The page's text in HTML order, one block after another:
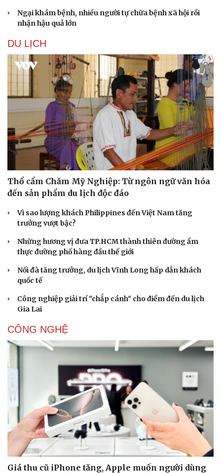
Tư vấn
Săn Tour
check-in
Đọc truyện đêm khuya
Cửa sổ tình yêu
Kể chuyện cho bé
Hạt giống tâm hồn
Ngại khám bệnh, nhiều người tự chữa bệnh xã hội rồi
nhận hậu quả lớn
DU LỊCH
Thổ cẩm Chăm Mỹ Nghiệp: Từ ngôn ngữ văn hóa
đến sản phẩm du lịch độc đáo
Vì sao lượng khách Philippines đến Việt Nam tăng
trưởng vượt bậc?
Những hương vị đưa TP.HCM thành thiên đường ẩm
thực đường phố hàng đầu thế giới
Nối đà tăng trưởng, du lịch Vĩnh Long hấp dẫn khách
quốc tế
Công nghiệp giải trí "chắp cánh" cho điểm đến du lịch
Gia Lai
CÔNG NGHỆ
Giá thu cũ iPhone tăng, Apple muốn người dùng